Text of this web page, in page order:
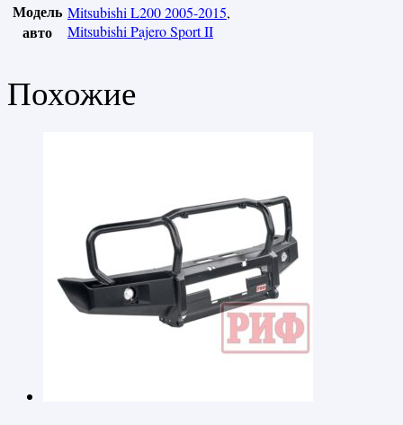
Модель
авто
Mitsubishi L200 2005-2015,
Mitsubishi Pajero Sport II
Похожие